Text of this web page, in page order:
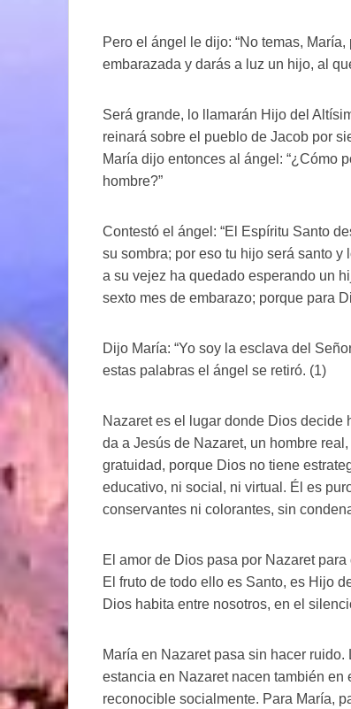
Pero el ángel le dijo: “No temas,
embarazada y darás a luz un hijo, al
Será grande, lo llamarán Hijo del
reinará sobre el pueblo de Jacob por
María dijo entonces al ángel: “¿Cómo
hombre?”
Contestó el ángel: “El Espíritu Santo
su sombra; por eso tu hijo será santo
a su vejez ha quedado esperando un
sexto mes de embarazo; porque para
Dijo María: “Yo soy la esclava del
estas palabras el ángel se retiró. (1)
Nazaret es el lugar donde Dios decide
da a Jesús de Nazaret, un hombre
gratuidad, porque Dios no tiene
educativo, ni social, ni virtual. Él es
conservantes ni colorantes, sin
El amor de Dios pasa por Nazaret
El fruto de todo ello es Santo, es Hijo
Dios habita entre nosotros, en el
María en Nazaret pasa sin hacer
estancia en Nazaret nacen también
reconocible socialmente. Para María,